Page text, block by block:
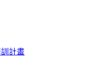
計畫